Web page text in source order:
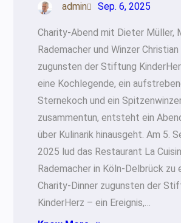
admin Sep. 6, 2025
Charity-Abend mit Dieter Müller,
Rademacher und Winzer
zugunsten der Stiftung
eine Kochlegende, ein
Sternekoch und ein
zusammentun, entsteht ein
über Kulinarik hinausgeht. Am 5.
2025 lud das Restaurant La
Rademacher in Köln-Delbrück zu
Charity-Dinner zugunsten der
KinderHerz – ein Ereignis,…